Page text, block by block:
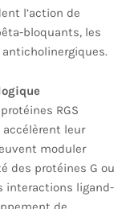
l’action de
bloquants, les
RGS
accélèrent leur
moduler
des protéines G ou
interactions ligand-